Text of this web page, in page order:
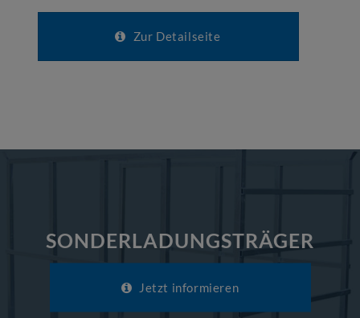
Zur Detailseite
SONDERLADUNGSTRÄGER
Jetzt informieren